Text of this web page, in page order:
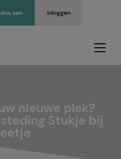
inloggen
aan
nieuwe plek?
Stukje bij